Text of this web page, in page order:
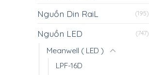
Nguồn Din RaiL (195)
Nguồn LED (747)
Meanwell ( LED )
LPF-16D